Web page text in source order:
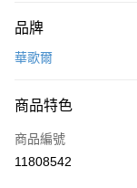
信用卡一次付款
LINE Pay
街口支付
品牌
華歌爾
商品特色
商品編號
11808542